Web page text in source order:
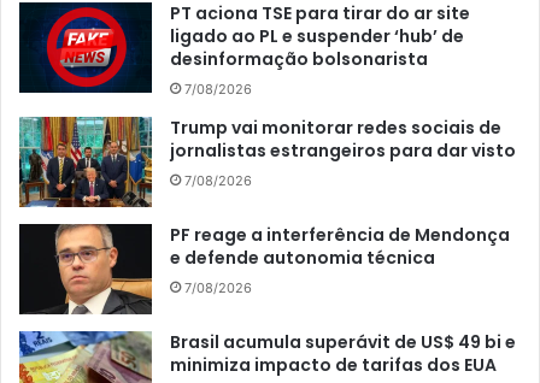
PT aciona TSE para tirar do ar site
ligado ao PL e suspender ‘hub’ de
desinformação bolsonarista
7/08/2026
Trump vai monitorar redes sociais de
jornalistas estrangeiros para dar visto
7/08/2026
PF reage a interferência de Mendonça
e defende autonomia técnica
7/08/2026
Brasil acumula superávit de US$ 49 bi e
minimiza impacto de tarifas dos EUA